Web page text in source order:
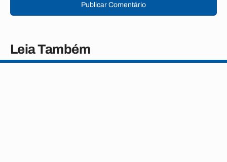
Publicar Comentário
Leia Também